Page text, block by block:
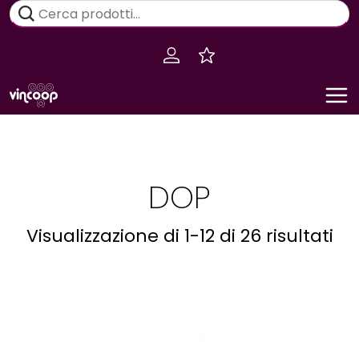
Salta
Cerca:
DOP
Visualizzazione di 1-12 di 26 risultati